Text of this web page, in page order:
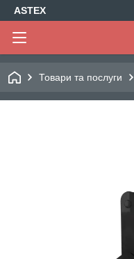
ASTEX
Товари та послуги